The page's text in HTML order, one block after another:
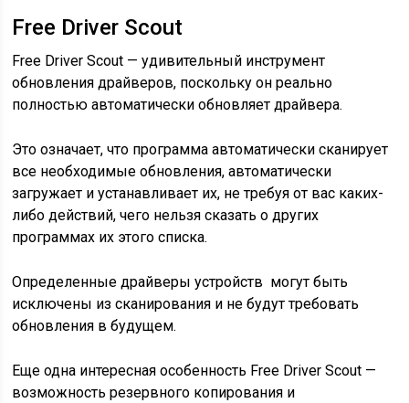
Free Driver Scout
Free Driver Scout — удивительный инструмент
обновления драйверов, поскольку он реально
полностью автоматически обновляет драйвера.
Это означает, что программа автоматически сканирует
все необходимые обновления, автоматически
загружает и устанавливает их, не требуя от вас каких-
либо действий, чего нельзя сказать о других
программах их этого списка.
Определенные драйверы устройств могут быть
исключены из сканирования и не будут требовать
обновления в будущем.
Еще одна интересная особенность Free Driver Scout —
возможность резервного копирования и